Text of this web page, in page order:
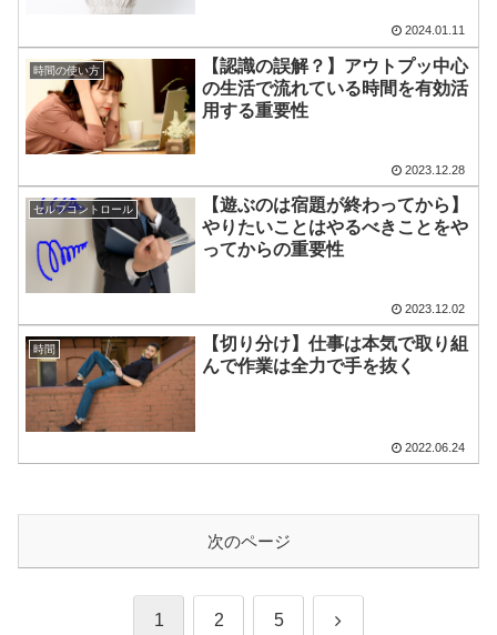
2024.01.11
時間の使い方
【認識の誤解？】アウトプッ中心
の生活で流れている時間を有効活
用する重要性
2023.12.28
セルフコントロール
【遊ぶのは宿題が終わってから】
やりたいことはやるべきことをや
ってからの重要性
2023.12.02
時間
【切り分け】仕事は本気で取り組
んで作業は全力で手を抜く
2022.06.24
次のページ
1 2 5 次